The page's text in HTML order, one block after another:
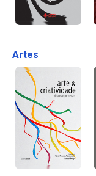
Artes